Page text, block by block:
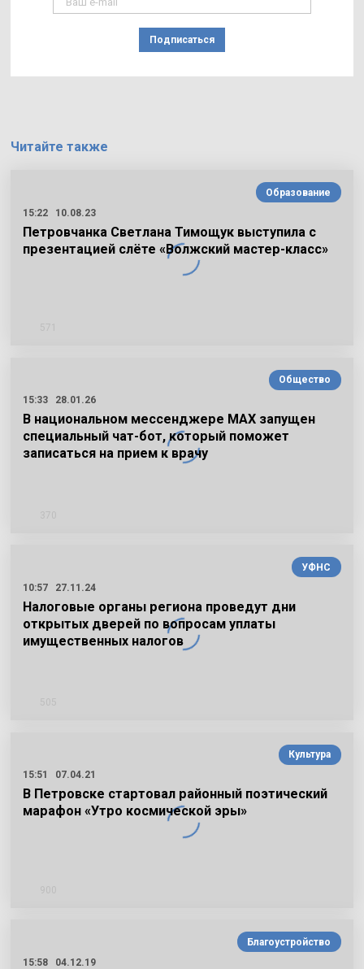
Подписаться
Читайте также
Образование
15:22
10.08.23
Петровчанка Светлана Тимощук выступила с
презентацией слёте «Волжский мастер-класс»
Общество
15:33
28.01.26
В национальном мессенджере МАХ запущен
специальный чат-бот, который поможет
записаться на прием к врачу
УФНС
10:57
27.11.24
Налоговые органы региона проведут дни
открытых дверей по вопросам уплаты
имущественных налогов
Культура
15:51
07.04.21
В Петровске стартовал районный поэтический
марафон «Утро космической эры»
Благоустройство
15:58
04.12.19